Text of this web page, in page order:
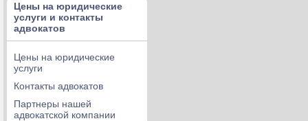
Цены на юридические
услуги и контакты
адвокатов
Цены на юридические
услуги
Контакты адвокатов
Партнеры нашей
адвокатской компании